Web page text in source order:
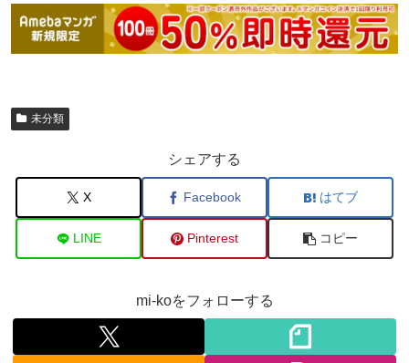
未分類
シェアする
X Facebook はてブ
LINE Pinterest コピー
mi-koをフォローする